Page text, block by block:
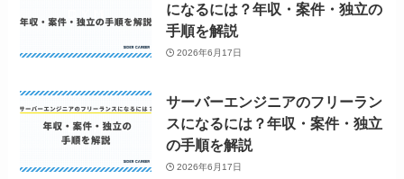
になるには？年収・案件・独立の
手順を解説
2026年6月17日
サーバーエンジニアのフリーラン
スになるには？年収・案件・独立
の手順を解説
2026年6月17日